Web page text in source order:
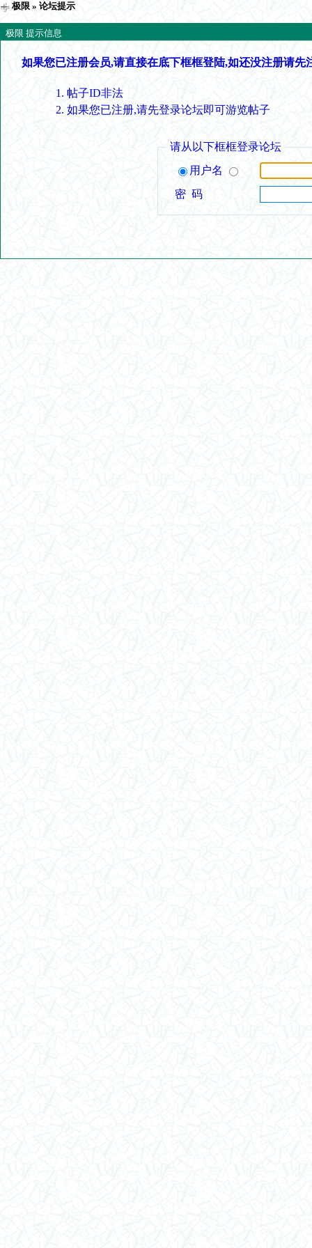
极限 » 论坛提示
极限 提示信息
如果您已注册会员,请直接在底下框框登陆,如还没注册请先
帖子ID非法
如果您已注册,请先登录论坛即可游览帖子
请从以下框框登录论坛
用户名
密 码